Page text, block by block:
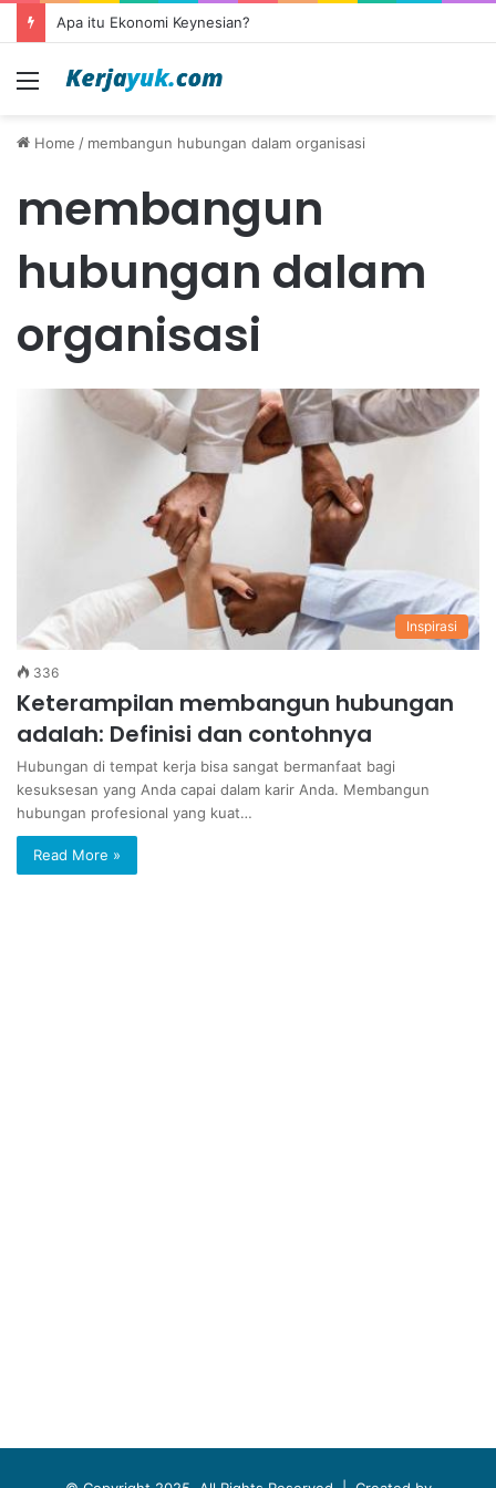
Apa itu Ekonomi Keynesian?
Menu
Home / membangun hubungan dalam organisasi
membangun
hubungan dalam
organisasi
Inspirasi
336
Keterampilan membangun hubungan
adalah: Definisi dan contohnya
Hubungan di tempat kerja bisa sangat bermanfaat bagi
kesuksesan yang Anda capai dalam karir Anda. Membangun
hubungan profesional yang kuat…
Read More »